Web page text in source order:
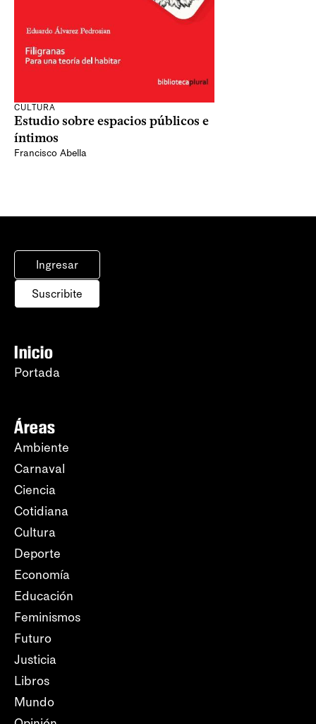
CULTURA
Estudio sobre espacios públicos e
íntimos
Francisco Abella
Ingresar
Suscribite
Inicio
Portada
Áreas
Ambiente
Carnaval
Ciencia
Cotidiana
Cultura
Deporte
Economía
Educación
Feminismos
Futuro
Justicia
Libros
Mundo